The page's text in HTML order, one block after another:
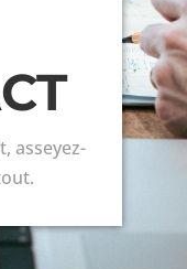
asseyez-